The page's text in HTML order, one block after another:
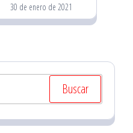
30 de enero de 2021